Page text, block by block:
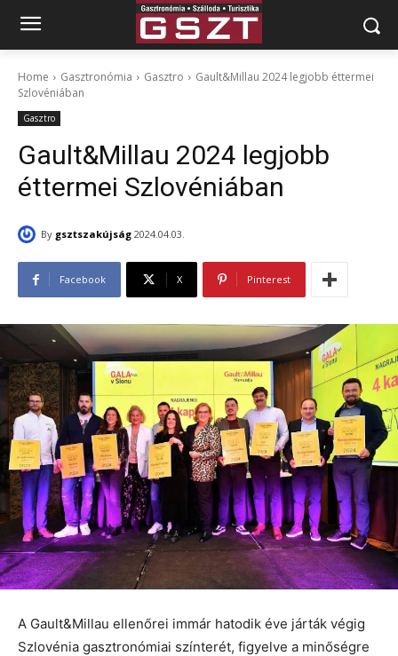
Home Gasztronómia Gasztro
Gault&Millau 2024 legjobb éttermei
Szlovéniában
Gasztro
Gault&Millau 2024 legjobb
éttermei Szlovéniában
By gsztszakújság 2024.04.03.
Facebook X Pinterest
A Gault&Millau ellenőrei immár hatodik éve járták végig
Szlovénia gasztronómiai színterét, figyelve a minőségre